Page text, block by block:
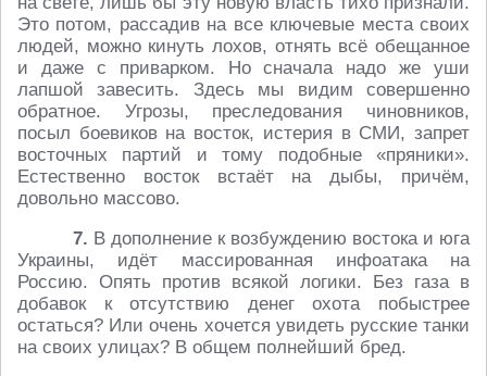
Это потом, рассадив на все ключевые места своих
людей, можно кинуть лохов, отнять всё обещанное
и даже с приварком. Но сначала надо же уши
лапшой завесить. Здесь мы видим совершенно
обратное. Угрозы, преследования чиновников,
посыл боевиков на восток, истерия в СМИ, запрет
восточных партий и тому подобные «пряники».
Естественно восток встаёт на дыбы, причём,
довольно массово.
7. В дополнение к возбуждению востока и юга
Украины, идёт массированная инфоатака на
Россию. Опять против всякой логики. Без газа в
добавок к отсутствию денег охота побыстрее
остаться? Или очень хочется увидеть русские танки
на своих улицах? В общем полнейший бред.